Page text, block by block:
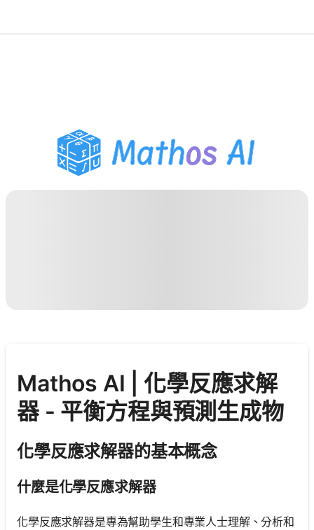
PDF 作業助手
學習工具
Mathos AI | 化學反應求解
器 - 平衡方程與預測生成物
化學反應求解器的基本概念
什麼是化學反應求解器
化學反應求解器是專為幫助學生和專業人士理解、分析和